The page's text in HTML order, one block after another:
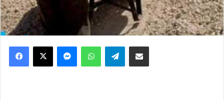
WhatsApp Telegram